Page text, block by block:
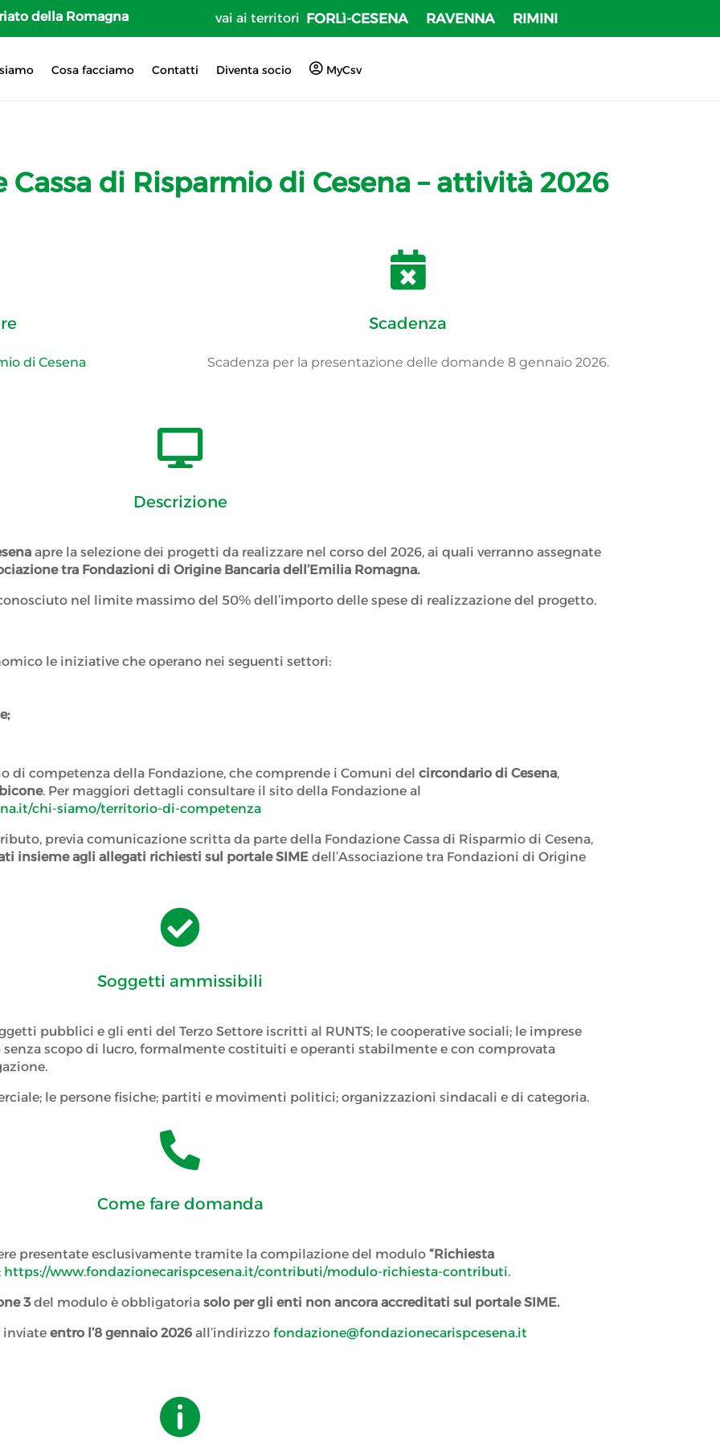
della Romagna vai ai territori FORLì-CESENA RAVENNA RIMINI
Cosa facciamo Contatti Diventa socio MyCsv
di Risparmio di Cesena – attività 2026
di Cesena

Scadenza
Scadenza per la presentazione delle domande 8 gennaio 2026.

Descrizione
apre la selezione dei progetti da realizzare nel corso del 2026, ai quali verranno assegnate
tra Fondazioni di Origine Bancaria dell’Emilia Romagna.
nel limite massimo del 50% dell’importo delle spese di realizzazione del progetto.
le iniziative che operano nei seguenti settori:
di competenza della Fondazione, che comprende i Comuni delcircondario di Cesena,
. Per maggiori dettagli consultare il sito della Fondazione al
chi-siamo/territorio-di-competenza
previa comunicazione scritta da parte della Fondazione Cassa di Risparmio di Cesena,
insieme agli allegati richiesti sul portale SIME dell’Associazione tra Fondazioni di Origine

Soggetti ammissibili
pubblici e gli enti del Terzo Settore iscritti al RUNTS; le cooperative sociali; le imprese
scopo di lucro, formalmente costituiti e operanti stabilmente e con comprovata
le persone fisiche; partiti e movimenti politici; organizzazioni sindacali e di categoria.

Come fare domanda
presentate esclusivamente tramite la compilazione del modulo“Richiesta
https://www.fondazionecarispcesena.it/contributi/modulo-richiesta-contributi.
3del modulo è obbligatoriasolo per gli enti non ancora accreditati sul portale SIME.
inviateentro l’8 gennaio 2026 all’indirizzofondazione@fondazionecarispcesena.it
